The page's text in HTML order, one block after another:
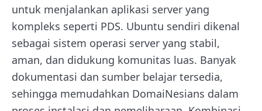
untuk menjalankan aplikasi server yang
kompleks seperti PDS. Ubuntu sendiri dikenal
sebagai sistem operasi server yang stabil,
aman, dan didukung komunitas luas. Banyak
dokumentasi dan sumber belajar tersedia,
sehingga memudahkan DomaiNesians dalam